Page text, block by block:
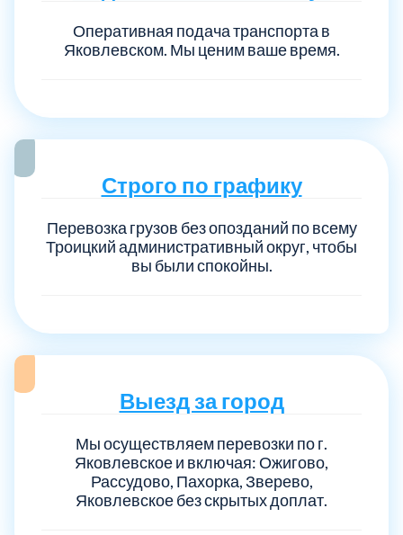
Оперативная подача транспорта в
Яковлевском. Мы ценим ваше время.
Строго по графику
Перевозка грузов без опозданий по всему
Троицкий административный округ, чтобы
вы были спокойны.
Выезд за город
Мы осуществляем перевозки по г.
Яковлевское и включая: Ожигово,
Рассудово, Пахорка, Зверево,
Яковлевское без скрытых доплат.